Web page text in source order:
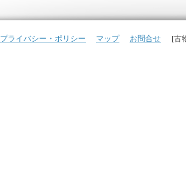
プライバシー・ポリシー マップ お問合せ [古